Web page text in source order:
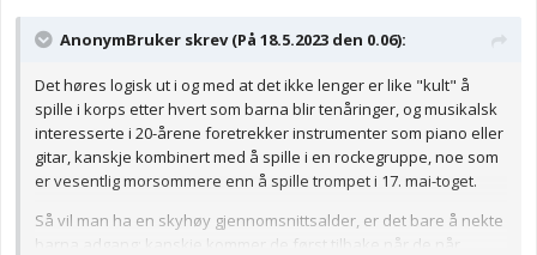
AnonymBruker skrev (På 18.5.2023 den 0.06):
Det høres logisk ut i og med at det ikke lenger er like "kult" å
spille i korps etter hvert som barna blir tenåringer, og musikalsk
interesserte i 20-årene foretrekker instrumenter som piano eller
gitar, kanskje kombinert med å spille i en rockegruppe, noe som
er vesentlig morsommere enn å spille trompet i 17. mai-toget.
Så vil man ha en skyhøy gjennomsnittsalder, er det bare å nekte
barna adgang; kanskje kommer de først tilbake når de når